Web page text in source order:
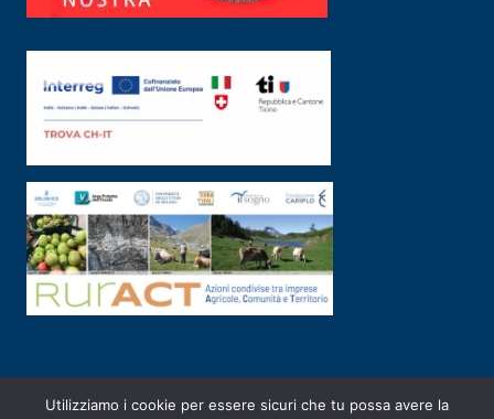
Utilizziamo i cookie per essere sicuri che tu possa avere la